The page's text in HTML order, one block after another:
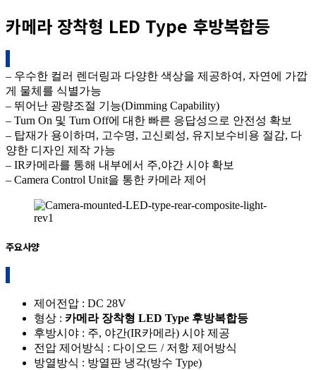
카메라 장착형 LED Type 후방복합등
– 우수한 컬러 렌더링과 다양한 색상을 제공하여, 자연에 가깝
게 물체를 식별가능
– 뛰어난 광량조절 기능(Dimming Capability)
– Turn On 및 Turn Off에 대한 빠른 응답성으로 안전성 확보
– 탑재가 용이하며, 고수명, 고신뢰성, 유지보수비용 절감, 다
양한 디자인 제작 가능
– IR카메라를 통해 내부에서 주,야간 시야 확보
– Camera Control Unit을 통한 카메라 제어
주요사양
제어전압 : DC 28V
형상 : 카메라 장착형 LED Type 후방복합등
후방시야 : 주, 야간(IR카메라) 시야 제공
전압 제어방식 : 다이오드 / 저항 제어방식
방열방식 : 방열판 냉각(방수 Type)